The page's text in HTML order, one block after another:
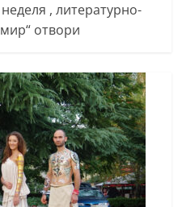
, литературно-
отвори